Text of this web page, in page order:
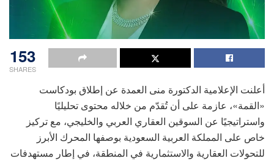
153
SHARES
أعلنت الإعلامية الدكتورة منى العمدة عن إطلاق بودكاست
«القمة»، عازمة على أن تُقدّم من خلاله محتوى تحليليًا
واستراتيجيًا عن السوقين العقاري العربي والخليجي، مع تركيز
خاص على المملكة العربية السعودية بوصفها المحرك الأبرز
للتحولات العقارية والاستثمارية في المنطقة، في إطار مستهدفات